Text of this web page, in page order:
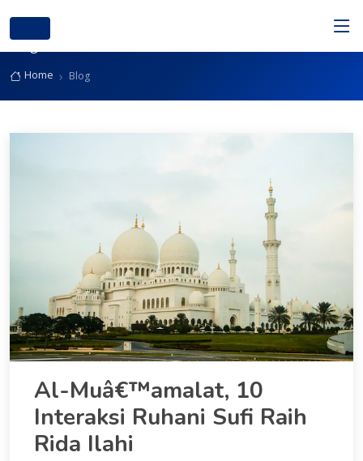
Home Blog
Blog
Al-Muâ€™amalat, 10
Interaksi Ruhani Sufi Raih
Rida Ilahi